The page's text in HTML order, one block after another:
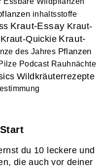
inhaltsstoffe
Kraut-Essay Kraut-
Kraut-Quickie Kraut-
des Jahres Pflanzen
Podcast Rauhnächte
Wildkräuterrezepte
du 10 leckere und
die auch vor deiner